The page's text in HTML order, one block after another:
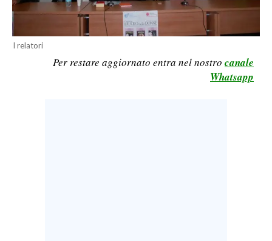
LAVORO
BANDI
SPORT IN SARDEGNA
I relatori
Per restare aggiornato entra nel nostro canale
Whatsapp